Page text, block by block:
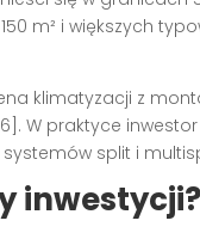
m² i większych
klimatyzacji z
W praktyce
split i
inwestycji?